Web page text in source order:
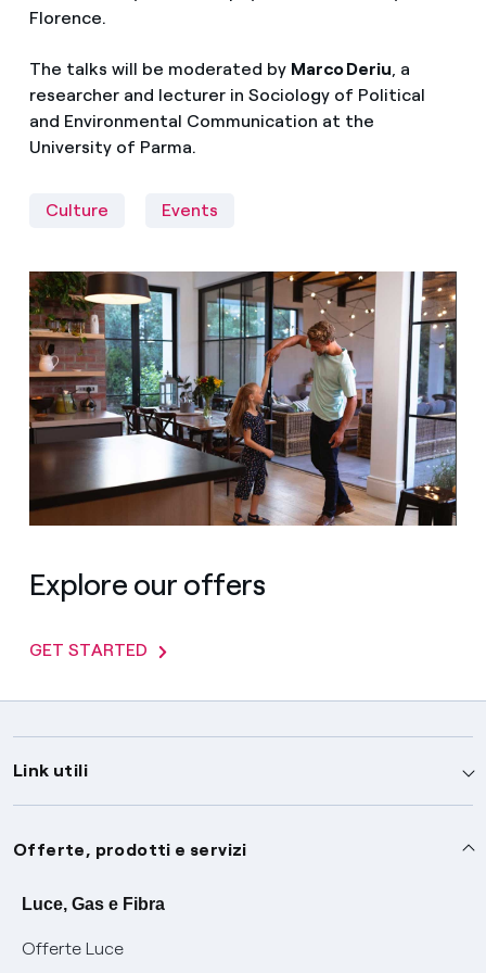
Florence.
The talks will be moderated by Marco Deriu, a
researcher and lecturer in Sociology of Political
and Environmental Communication at the
University of Parma.
Culture Events
Explore our offers
GET STARTED
Link utili
Assistenza
Avvisi
SOS luce e gas
Servizi
Offerte, prodotti e servizi
Luce, Gas e Fibra
Offerte Luce